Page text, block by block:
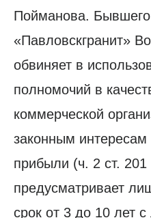
Пойманова.
«Павловскгранит»
обвиняет в
полномочий в
коммерческой
законным
прибыли (ч. 2 ст.
предусматривает
срок от 3 до 10 лет